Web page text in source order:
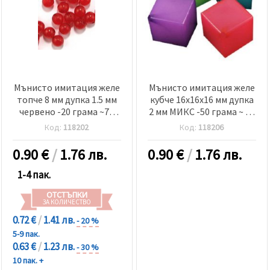
Мънисто имитация желе
топче 8 мм дупка 1.5 мм
червено -20 грама ~70
броя
Код: 118202
0.90€/1.76 лв.
1-4 пак.
ОТСТЪПКИ
ЗА КОЛИЧЕСТВО
0.72 €/1.41 лв.- 20 %
5-9 пак.
0.63 €/1.23 лв.- 30 %
10 пак. +
Мънисто имитация желе
кубче 16x16x16 мм дупка
2 мм МИКС -50 грама ~ 10
броя
Код: 118206
0.90€/1.76 лв.